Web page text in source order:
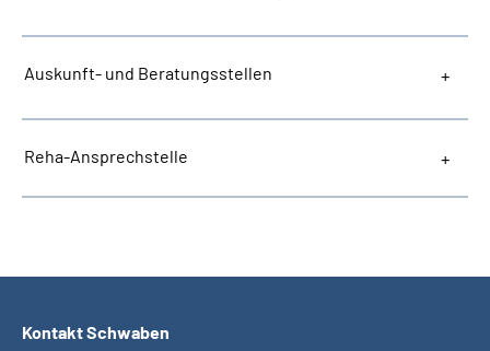
Leichte Sprache
Auskunft- und Beratungsstellen
Reha-Ansprechstelle
Kontakt Schwaben